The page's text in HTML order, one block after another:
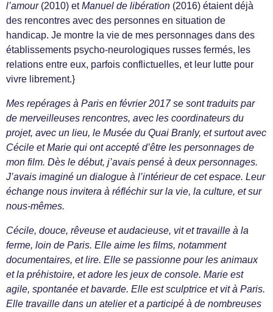
l’amour(2010) etManuel de libération (2016) étaient déjà
des rencontres avec des personnes en situation de
handicap. Je montre la vie de mes personnages dans des
établissements psycho-neurologiques russes fermés, les
relations entre eux, parfois conflictuelles, et leur lutte pour
vivre librement.}
Mes repérages à Paris en février 2017 se sont traduits par
de merveilleuses rencontres, avec les coordinateurs du
projet, avec un lieu, le Musée du Quai Branly, et surtout avec
Cécile et Marie qui ont accepté d’être les personnages de
mon film. Dès le début, j’avais pensé à deux personnages.
J’avais imaginé un dialogue à l’intérieur de cet espace. Leur
échange nous invitera à réfléchir sur la vie, la culture, et sur
nous-mêmes.
Cécile, douce, rêveuse et audacieuse, vit et travaille à la
ferme, loin de Paris. Elle aime les films, notamment
documentaires, et lire. Elle se passionne pour les animaux
et la préhistoire, et adore les jeux de console. Marie est
agile, spontanée et bavarde. Elle est sculptrice et vit à Paris.
Elle travaille dans un atelier et a participé à de nombreuses